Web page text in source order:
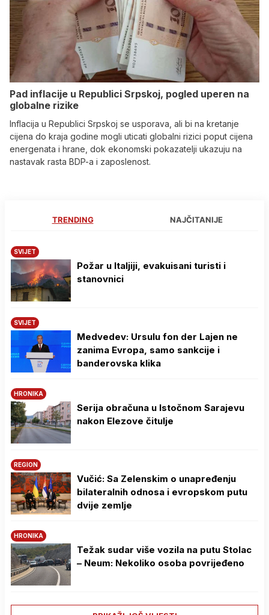
Pad inflacije u Republici Srpskoj, pogled uperen na
globalne rizike
Inflacija u Republici Srpskoj se usporava, ali bi na kretanje
cijena do kraja godine mogli uticati globalni rizici poput cijena
energenata i hrane, dok ekonomski pokazatelji ukazuju na
nastavak rasta BDP-a i zaposlenost.
TRENDING NAJČITANIJE
SVIJET
Požar u Italjiji, evakuisani turisti i
stanovnici
SVIJET
Medvedev: Ursulu fon der Lajen ne
zanima Evropa, samo sankcije i
banderovska klika
HRONIKA
Serija obračuna u Istočnom Sarajevu
nakon Elezove čitulje
REGION
Vučić: Sa Zelenskim o unapređenju
bilateralnih odnosa i evropskom putu
dvije zemlje
HRONIKA
Težak sudar više vozila na putu Stolac
– Neum: Nekoliko osoba povrijeđeno